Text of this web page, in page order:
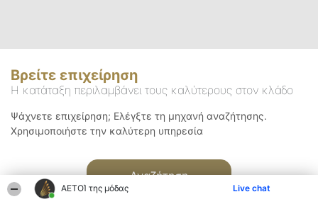
ΑΕΤΟΊ της μόδας Live chat
Βρείτε επιχείρηση
Η κατάταξη περιλαμβάνει τους καλύτερους στον κλάδο
Ψάχνετε επιχείρηση; Ελέγξτε τη μηχανή αναζήτησης.
Χρησιμοποιήστε την καλύτερη υπηρεσία
Αναζήτηση